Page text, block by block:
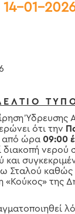
14-01-
Ε Λ Τ Ι Ο Τ Υ Π
Ύδρευσης
ότι την
από ώρα 09:00
διακοπή νερού
και
Σταλού καθώς
της